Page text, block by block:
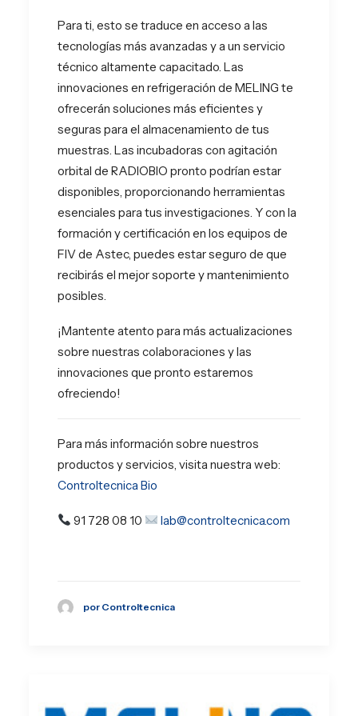
Para ti, esto se traduce en acceso a las
tecnologías más avanzadas y a un servicio
técnico altamente capacitado. Las
innovaciones en refrigeración de MELING te
ofrecerán soluciones más eficientes y
seguras para el almacenamiento de tus
muestras. Las incubadoras con agitación
orbital de RADIOBIO pronto podrían estar
disponibles, proporcionando herramientas
esenciales para tus investigaciones. Y con la
formación y certificación en los equipos de
FIV de Astec, puedes estar seguro de que
recibirás el mejor soporte y mantenimiento
posibles.
¡Mantente atento para más actualizaciones
sobre nuestras colaboraciones y las
innovaciones que pronto estaremos
ofreciendo!
Para más información sobre nuestros
productos y servicios, visita nuestra web:
Controltecnica Bio
91 728 08 10 lab@controltecnica.com
por Controltecnica